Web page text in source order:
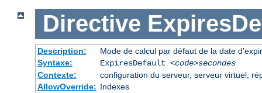
Directive
Description:
Mode de calcul par défaut de la date
Syntaxe:
ExpiresDefault <code>secondes
Contexte:
configuration du serveur, serveur virtuel,
AllowOverride: Indexes